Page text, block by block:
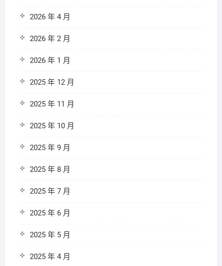
2026 年 4 月
2026 年 2 月
2026 年 1 月
2025 年 12 月
2025 年 11 月
2025 年 10 月
2025 年 9 月
2025 年 8 月
2025 年 7 月
2025 年 6 月
2025 年 5 月
2025 年 4 月